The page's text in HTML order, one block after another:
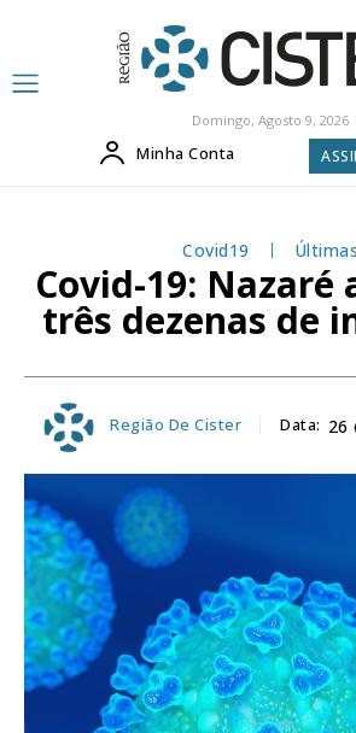
Domingo, Agosto 9, 2026
Minha Conta
Covid19 Últimas
Covid-19: Nazaré
três dezenas de
Região De Cister Data: 26